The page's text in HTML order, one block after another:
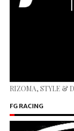
RIZOMA, STYLE &
FG RACING